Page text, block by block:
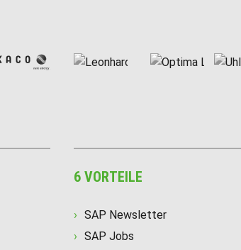
6 VORTEILE
SAP Newsletter
SAP Jobs